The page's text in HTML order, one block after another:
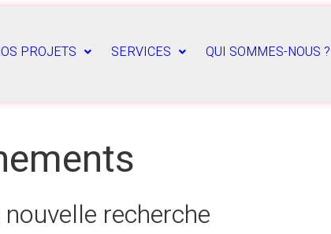
PROJETS SERVICES QUI SOMMES-NOUS ?
recherche